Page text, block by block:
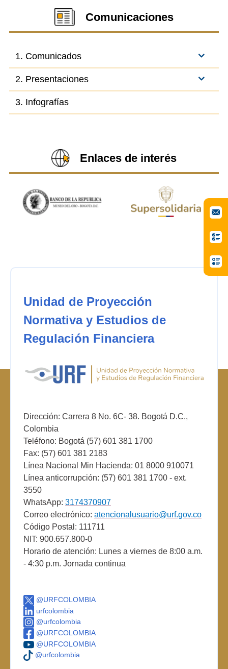
Comunicaciones
1. Comunicados
2. Presentaciones
3. Infografías
Enlaces de interés
Unidad de Proyección
Normativa y Estudios de
Regulación Financiera
Dirección: Carrera 8 No. 6C- 38. Bogotá D.C.,
Colombia
Teléfono: Bogotá (57) 601 381 1700
Fax: (57) 601 381 2183
Línea Nacional Min Hacienda: 01 8000 910071
Línea anticorrupción: (57) 601 381 1700 - ext.
3550
WhatsApp: 3174370907
Correo electrónico: atencionalusuario@urf.gov.co
Código Postal: 111711
NIT: 900.657.800-0
Horario de atención: Lunes a viernes de 8:00 a.m.
- 4:30 p.m. Jornada continua
@URFCOLOMBIA
urfcolombia
@urfcolombia
@URFCOLOMBIA
@URFCOLOMBIA
@urfcolombia